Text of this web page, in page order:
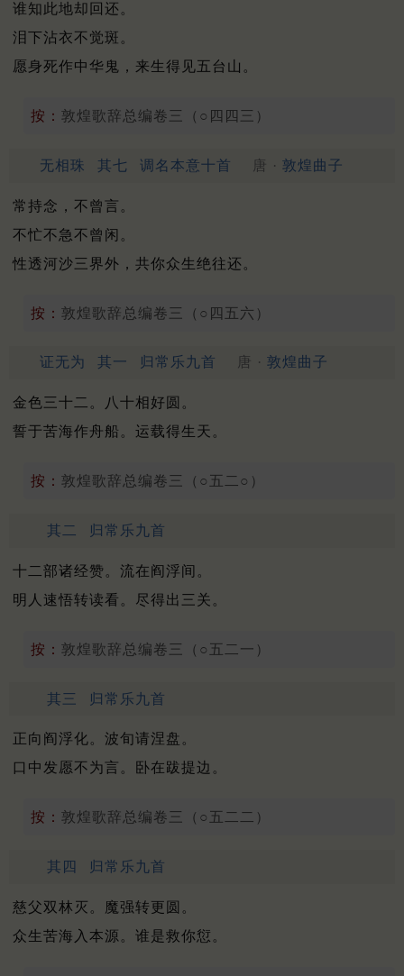
谁知此地却回还。
泪下沾衣不觉斑。
愿身死作中华鬼，来生得见五台山。
按： 敦煌歌辞总编卷三（○四四三）
无相珠 其七 调名本意十首 唐 · 敦煌曲子
常持念，不曾言。
不忙不急不曾闲。
性透河沙三界外，共你众生绝往还。
按： 敦煌歌辞总编卷三（○四五六）
证无为 其一 归常乐九首 唐 · 敦煌曲子
金色三十二。八十相好圆。
誓于苦海作舟船。运载得生天。
按： 敦煌歌辞总编卷三（○五二○）
其二 归常乐九首
十二部诸经赞。流在阎浮间。
明人速悟转读看。尽得出三关。
按： 敦煌歌辞总编卷三（○五二一）
其三 归常乐九首
正向阎浮化。波旬请涅盘。
口中发愿不为言。卧在跋提边。
按： 敦煌歌辞总编卷三（○五二二）
其四 归常乐九首
慈父双林灭。魔强转更圆。
众生苦海入本源。谁是救你愆。